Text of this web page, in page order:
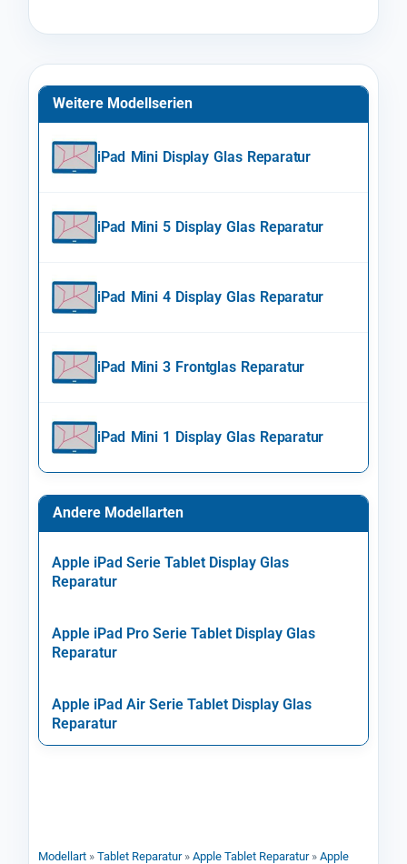
Weitere Modellserien
iPad Mini Display Glas Reparatur
iPad Mini 5 Display Glas Reparatur
iPad Mini 4 Display Glas Reparatur
iPad Mini 3 Frontglas Reparatur
iPad Mini 1 Display Glas Reparatur
Andere Modellarten
Apple iPad Serie Tablet Display Glas
Reparatur
Apple iPad Pro Serie Tablet Display Glas
Reparatur
Apple iPad Air Serie Tablet Display Glas
Reparatur
Modellart » Tablet Reparatur» Apple Tablet Reparatur» Apple